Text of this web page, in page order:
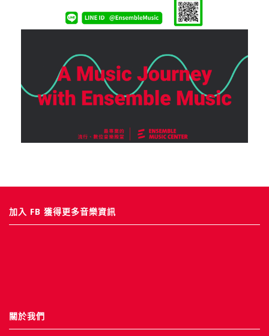
加入 FB 獲得更多音樂資訊
關於我們